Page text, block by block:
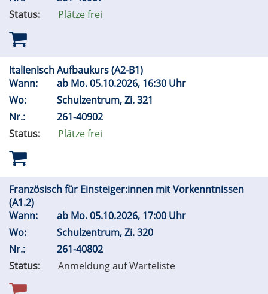
Status:
Plätze frei
Italienisch Aufbaukurs (A2-B1)
Wann:
ab Mo.05.10.2026, 16:30 Uhr
Wo:
Schulzentrum, Zi. 321
Nr.:
261-40902
Status:
Plätze frei
Französisch für Einsteiger:innen mit Vorkenntnissen
(A1.2)
Wann:
ab Mo.05.10.2026, 17:00 Uhr
Wo:
Schulzentrum, Zi. 320
Nr.:
261-40802
Status:
Anmeldung auf Warteliste